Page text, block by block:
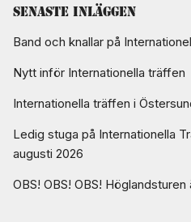
Senaste inläggen
Band och knallar på
Nytt inför Internationella träffen
Internationella träffen i
Ledig stuga på Internationella
augusti 2026
OBS! OBS! OBS!